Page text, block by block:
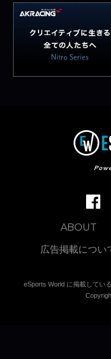
ABOUT
広告掲載につい
eSports World に掲載してい